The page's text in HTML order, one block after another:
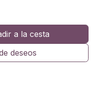
a la cesta
deseos